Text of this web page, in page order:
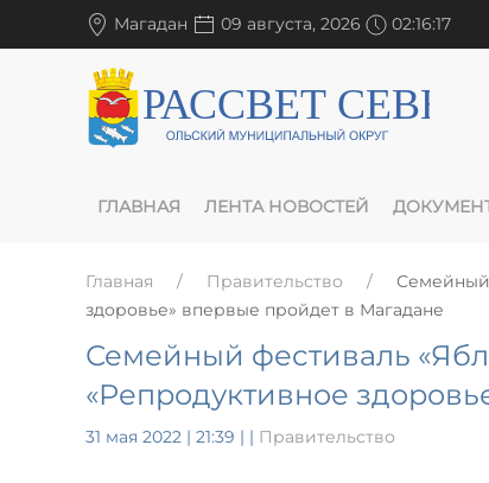
Магадан 09 августа, 2026 02:16:18
ГЛАВНАЯ ЛЕНТА НОВОСТЕЙ
Главная Правительство
Семейный
здоровье» впервые пройдет в Магадане
Семейный фестиваль
«Репродуктивное
31 мая 2022 | 21:39 | | Правительство